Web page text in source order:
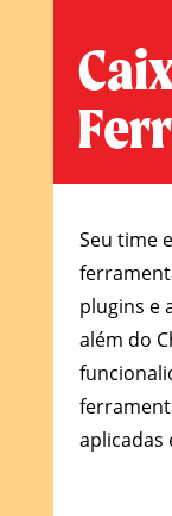
Seu time
plugins e
além do
aplicadas